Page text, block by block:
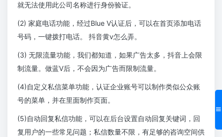
就无法使用此公司名称进行身份验证。
(2) 家庭电话功能，经过Blue V认证后，可以在首页添加电话
号码，一键拨打电话。 抖音黄v怎么弄。
(3) 无限流量功能，我们都知道，如果广告太多，抖音上会限
制流量。做蓝V后，不会因为广告而限制流量。
(4)自定义私信菜单功能，认证企业账号可以制作类似公众账
号的菜单，并在里面制作页面。
(5)自动回复私信功能，可以在后台设置自动回复关键词，回
复用户的一些常见问题；私信数量不限，有足够的咨询空间供